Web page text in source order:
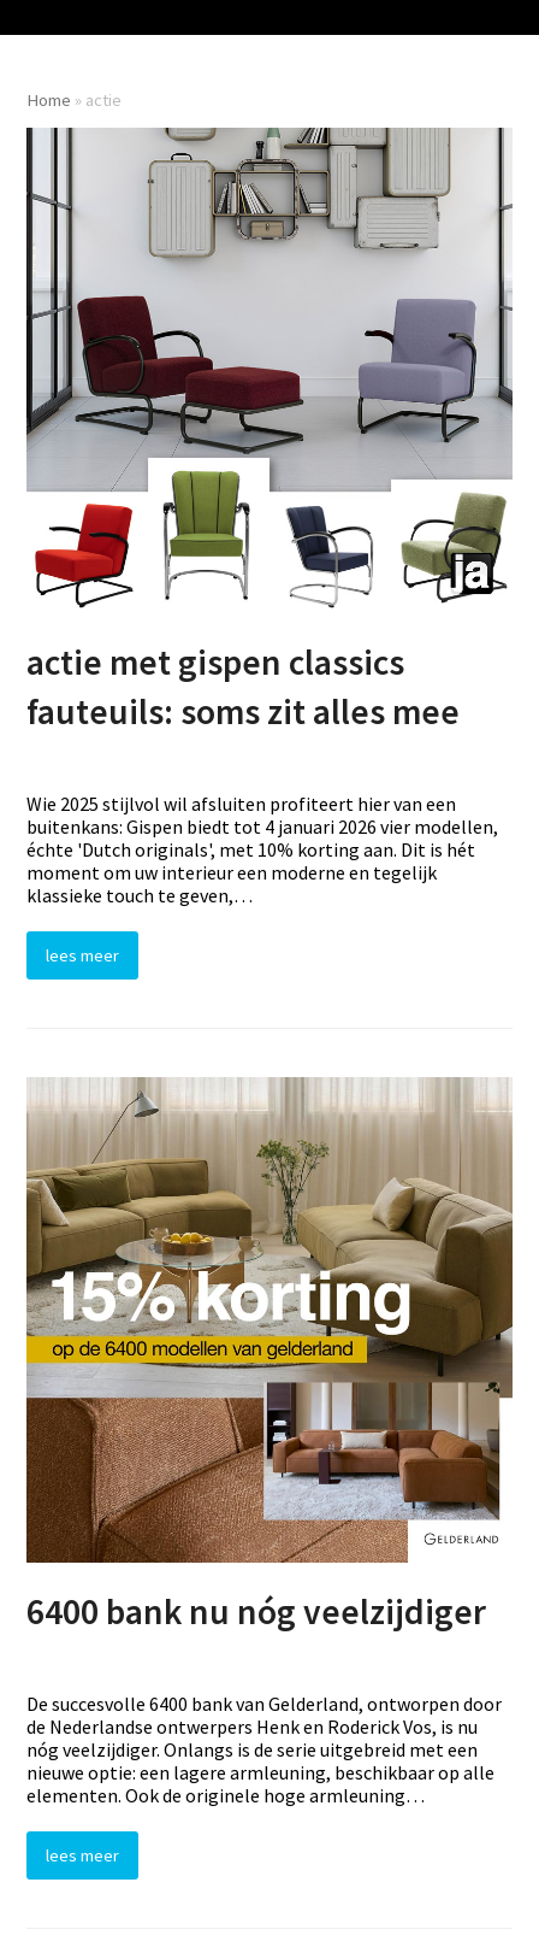
Home » actie
actie met gispen classics
fauteuils: soms zit alles mee
Wie 2025 stijlvol wil afsluiten profiteert hier van een
buitenkans: Gispen biedt tot 4 januari 2026 vier modellen,
échte 'Dutch originals', met 10% korting aan. Dit is hét
moment om uw interieur een moderne en tegelijk
klassieke touch te geven,…
lees meer
6400 bank nu nóg veelzijdiger
De succesvolle 6400 bank van Gelderland, ontworpen door
de Nederlandse ontwerpers Henk en Roderick Vos, is nu
nóg veelzijdiger. Onlangs is de serie uitgebreid met een
nieuwe optie: een lagere armleuning, beschikbaar op alle
elementen. Ook de originele hoge armleuning…
lees meer